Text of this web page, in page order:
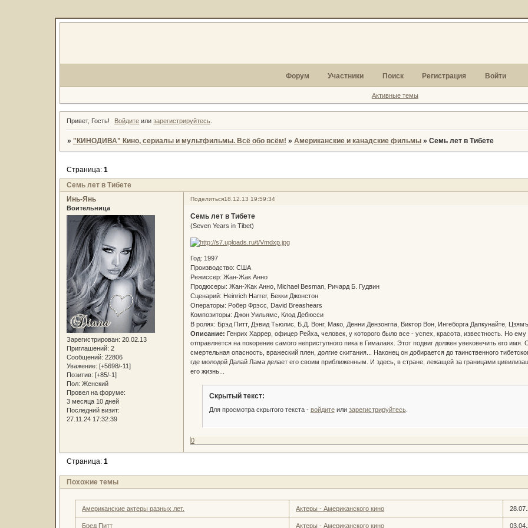
Форум Участники Поиск Регистрация Войти
Активные темы
Привет, Гость! Войдите илизарегистрируйтесь
» "КИНОДИВА" Кино, сериалы и мультфильмы. Всё обо всём! » Американские и канадские фильмы » Семь лет в Тибете
Семь лет в Тибете
Страница: 1
Поделиться18.12.13 19:59:34
Инь-Янь
Воительница
Зарегистрирован: 20.02.13
Приглашений: 2
Сообщений: 22806
Уважение: [+5698/-11]
Позитив: [+85/-1]
Пол: Женский
Провел на форуме:
3 месяца 10 дней
Последний визит:
27.11.24 17:32:39
Семь лет в Тибете
(Seven Years in Tibet)
Год: 1997
Производство: США
Режиссер: Жан-Жак Анно
Продюсеры: Жан-Жак Анно, Michael Besman, Ричард Б. Гудвин
Сценарий: Heinrich Harrer, Бекки Джонстон
Операторы: Робер Фрэсс, David Breashears
Композиторы: Джон Уильямс, Клод Дебюсси
В ролях: Брэд Питт, Дэвид Тьюлис, Б.Д. Вонг, Мако, Денни Дензонгпа, Виктор Вон, Ингеборга Дапкунайте,
Описание: Генрих Харрер, офицер Рейха, человек, у которого было все - успех, красота, известность. Но
отправляется на покорение самого неприступного пика в Гималаях. Этот подвиг должен увековечить его
смертельная опасность, вражеский плен, долгие скитания... Наконец он добирается до таинственного
где молодой Далай Лама делает его своим приближенным. И здесь, в стране, лежащей за границами
его жизнь...
Скрытый текст:
Для просмотра скрытого текста - войдитеили зарегистрируйтесь.
0
Страница: 1
Похожие темы
Американские актеры разных лет. Актеры - Американского кино
Бред Питт Актеры - Американского кино